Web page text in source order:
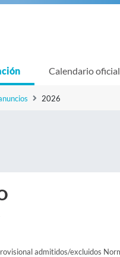
Calendario oficial
2026
admitidos/excluidos